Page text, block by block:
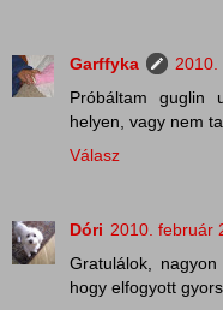
Garffyka
2010.
Próbáltam guglin
helyen, vagy nem
Válasz
Dóri 2010. február
Gratulálok,
hogy elfogyott